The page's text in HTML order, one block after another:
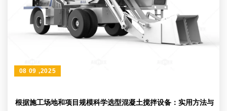
根据施工场地和项目规模科学选型混凝土搅拌设备：实用方法与
08 09 ,2025